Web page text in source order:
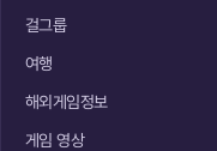
걸그룹
여행
해외게임정보
게임 영상